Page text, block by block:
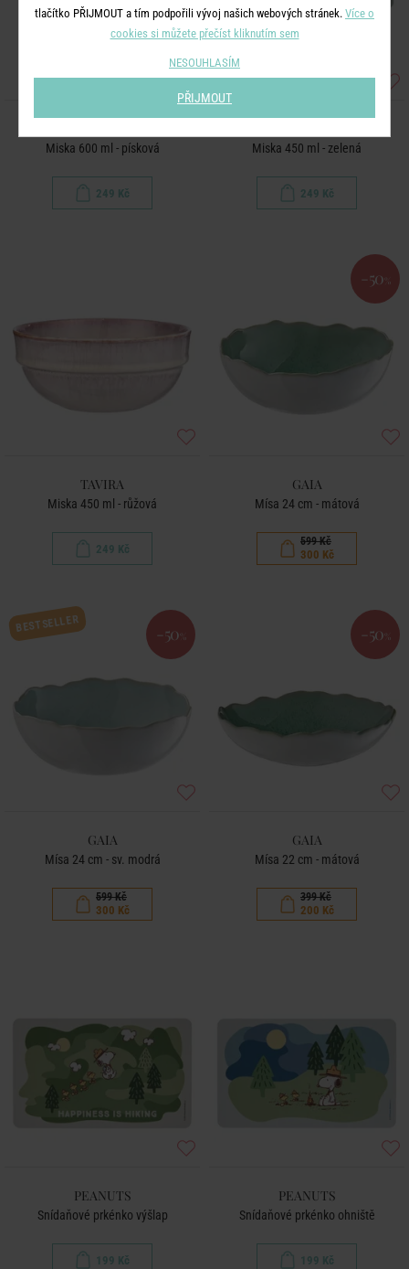
Miska 600 ml - písková
249 Kč
Miska 450 ml - zelená
249 Kč
TAVIRA
Miska 450 ml - růžová
249 Kč
-50 %
GAIA
Mísa 24 cm - mátová
599 Kč
300 Kč
BESTSELLER -50 %
GAIA
Mísa 24 cm - sv. modrá
599 Kč
300 Kč
-50 %
GAIA
Mísa 22 cm - mátová
399 Kč
200 Kč
PEANUTS
Snídaňové prkénko výšlap
199 Kč
PEANUTS
Snídaňové prkénko ohniště
199 Kč
tlačítko PŘIJMOUT a tím podpořili vývoj našich webových stránek. Více o
cookies si můžete přečíst kliknutím sem
NESOUHLASÍM
PŘIJMOUT